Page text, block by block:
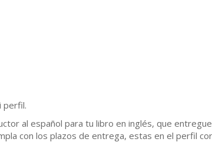
perfil.
al español para tu libro en inglés, que
con los plazos de entrega, estas en el perfil